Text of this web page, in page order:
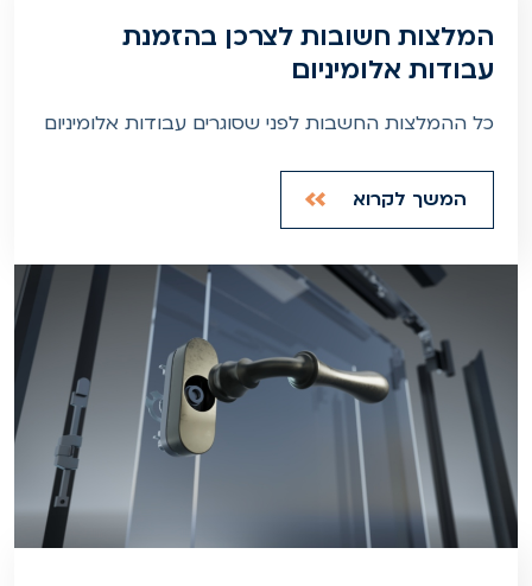
המלצות חשובות לצרכן בהזמנת
עבודות אלומיניום
כל ההמלצות החשבות לפני שסוגרים עבודות אלומיניום
המשך לקרוא